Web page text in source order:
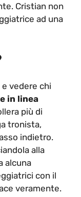
Cristian non
ad una
vedere chi
in linea
più di
tronista,
indietro.
alla
alcuna
con il
veramente.